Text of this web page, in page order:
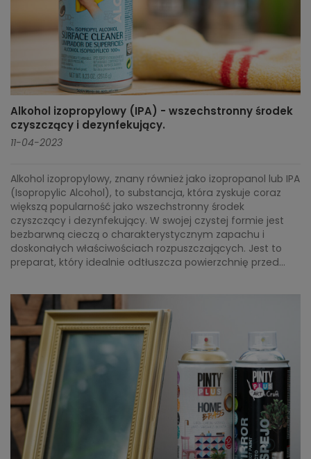
Alkohol izopropylowy (IPA) - wszechstronny środek
czyszczący i dezynfekujący.
11-04-2023
Alkohol izopropylowy, znany również jako izopropanol lub IPA
(Isopropylic Alcohol), to substancja, która zyskuje coraz
większą popularność jako wszechstronny środek
czyszczący i dezynfekujący. W swojej czystej formie jest
bezbarwną cieczą o charakterystycznym zapachu i
doskonałych właściwościach rozpuszczających. Jest to
preparat, który idealnie odtłuszcza powierzchnię przed...